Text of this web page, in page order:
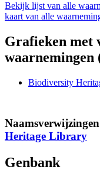
Bekijk lijst van alle
kaart van alle
Grafieken met
waarnemingen
Biodiversity
Heritage Library
Genbank